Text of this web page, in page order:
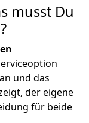
musst Du
und das
der eigene
für beide